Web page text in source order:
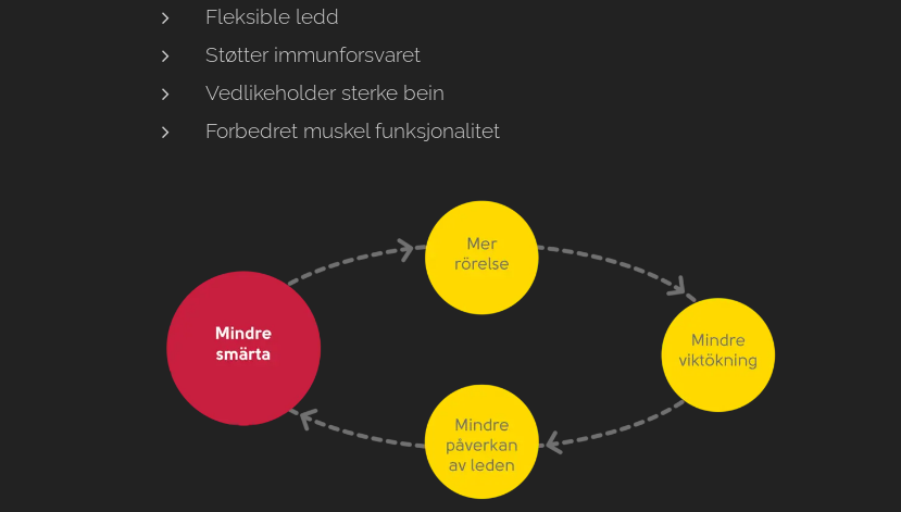
Fleksible ledd
Støtter immunforsvaret
Vedlikeholder sterke bein
Forbedret muskel funksjonalitet